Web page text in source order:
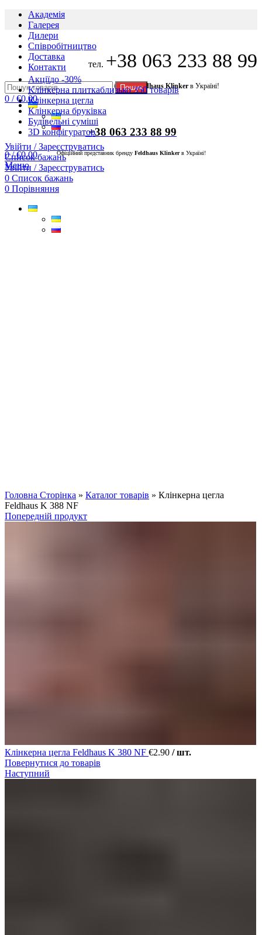
Академія
Галерея
Дилери
Cпівробітництво
Доставка
Контакти
Офіційний представник брендуFeldhaus Klinkerв Україні!
Увійти / Зареєструватись
Список бажань
Увійти / Зареєструватись
0 Список бажань
0 Порівняння
тел. +38 063 233 88 99
Пошук
0 / €0.00
+38 063 233 88 99
0/ €0.00
Меню
Акціїдо -30%
Клінкерна плиткаблизько 350 товарів
Клінкерна цегла
Клінкерна бруківка
Будівельні суміші
3D конфігуратор
Офіційний представник бренду Feldhaus Klinkerв Україні!
Головна Сторінка » Каталог товарів » Клінкерна цегла
Feldhaus K 388 NF
Попередній продукт
Клінкерна цегла Feldhaus K 380 NF €2.90 / шт.
Повернутися до товарів
Наступний